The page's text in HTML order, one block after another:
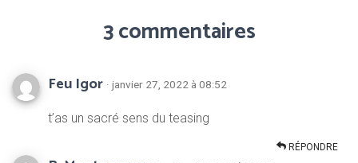
3 commentaires
Feu Igor · janvier 27, 2022 à 08:52
t’as un sacré sens du teasing
RÉPONDRE